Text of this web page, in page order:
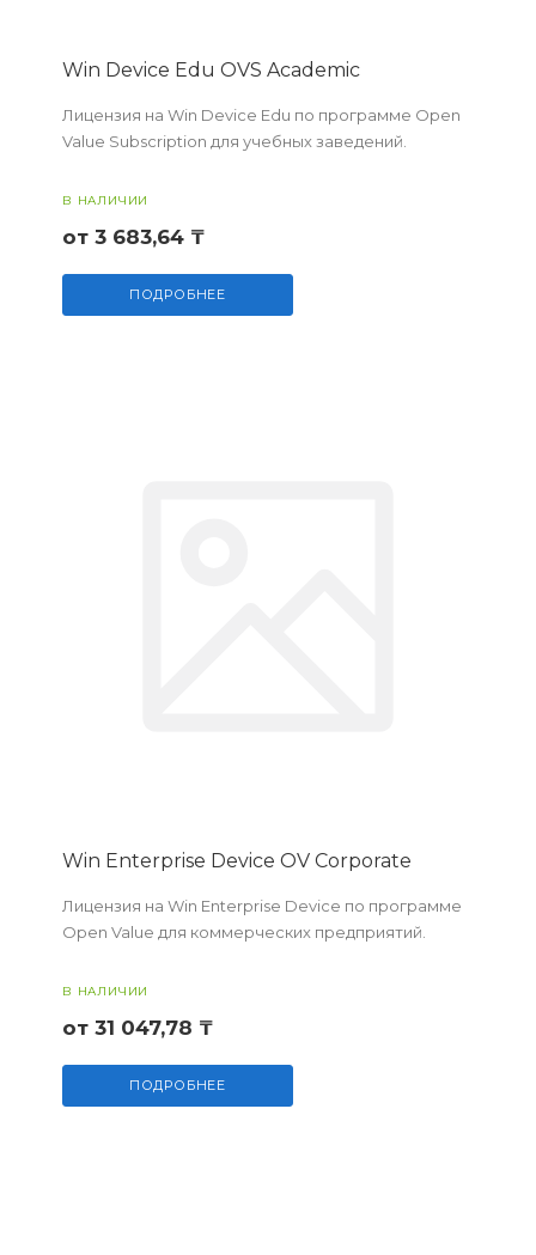
Win Device Edu OVS Academic
Лицензия на Win Device Edu по программе Open
Value Subscription для учебных заведений.
В НАЛИЧИИ
от 3 683,64 ₸
ПОДРОБНЕЕ
Win Enterprise Device OV Corporate
Лицензия на Win Enterprise Device по программе
Open Value для коммерческих предприятий.
В НАЛИЧИИ
от 31 047,78 ₸
ПОДРОБНЕЕ